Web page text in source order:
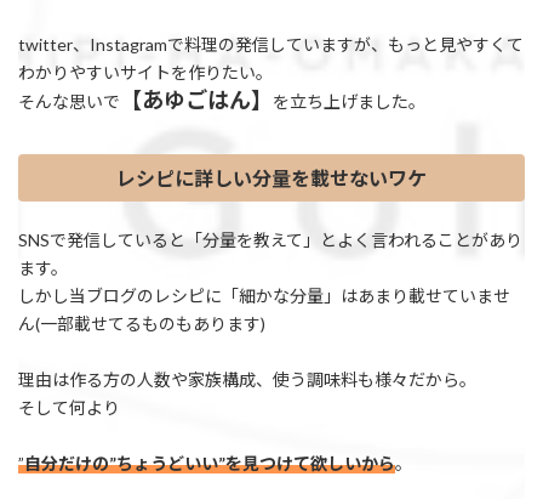
twitter、Instagramで料理の発信していますが、もっと見やすくて
わかりやすいサイトを作りたい。
そんな思いで
【あゆごはん】 を立ち上げました。
レシピに詳しい分量を載せないワケ
SNSで発信していると「分量を教えて」とよく言われることがあり
ます。
しかし当ブログのレシピに「細かな分量」はあまり載せていませ
ん(一部載せてるものもあります)
理由は作る方の人数や家族構成、使う調味料も様々だから。
そして何より
”自分だけの”ちょうどいい”を見つけて欲しいから。